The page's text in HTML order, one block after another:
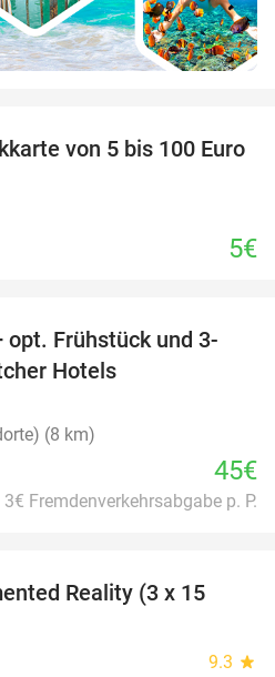
von 5 bis 100 Euro
5€
opt. Frühstück und 3-
Hotels
(8 km)
45€
3€ Fremdenverkehrsabgabe p. P.
Reality (3 x 15
9.3 star